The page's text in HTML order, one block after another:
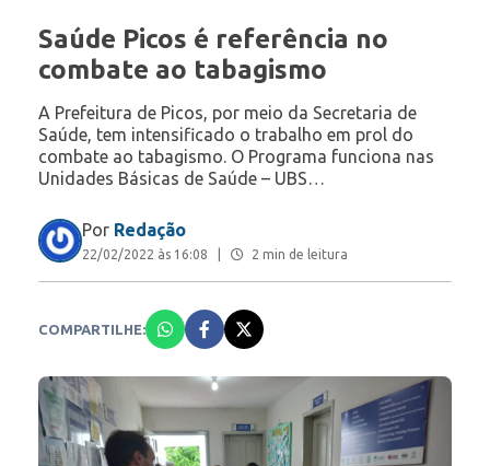
Saúde Picos é referência no
combate ao tabagismo
A Prefeitura de Picos, por meio da Secretaria de
Saúde, tem intensificado o trabalho em prol do
combate ao tabagismo. O Programa funciona nas
Unidades Básicas de Saúde – UBS…
Por Redação
22/02/2022 às 16:08 2 min de leitura
COMPARTILHE: